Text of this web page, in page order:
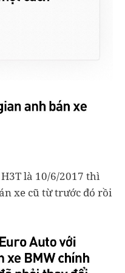
là 10/6/2017 thì
xe cũ từ trước đó rồi